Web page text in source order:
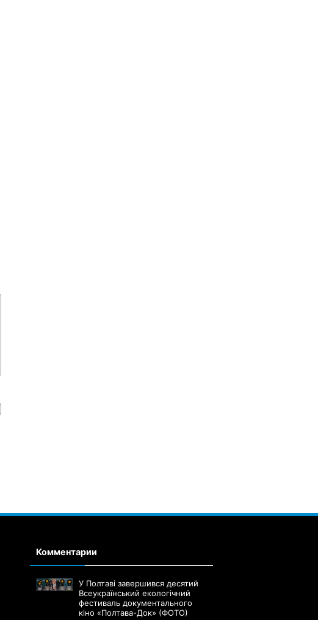
Комментарии
У Полтаві завершився десятий
Всеукраїнський екологічний
фестиваль документального
кіно «Полтава-Док» (ФОТО)